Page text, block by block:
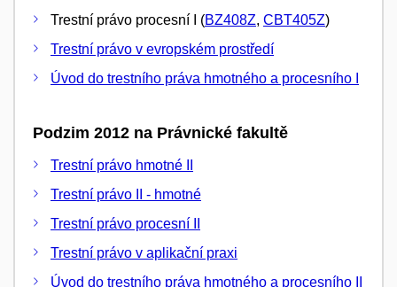
Trestní právo procesní I (BZ408Z, CBT405Z)
Trestní právo v evropském prostředí
Úvod do trestního práva hmotného a procesního I
Podzim 2012 na Právnické fakultě
Trestní právo hmotné II
Trestní právo II - hmotné
Trestní právo procesní II
Trestní právo v aplikační praxi
Úvod do trestního práva hmotného a procesního II